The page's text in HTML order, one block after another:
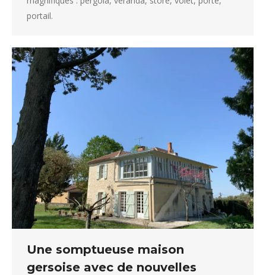
portail.
Une somptueuse maison
gersoise avec de nouvelles